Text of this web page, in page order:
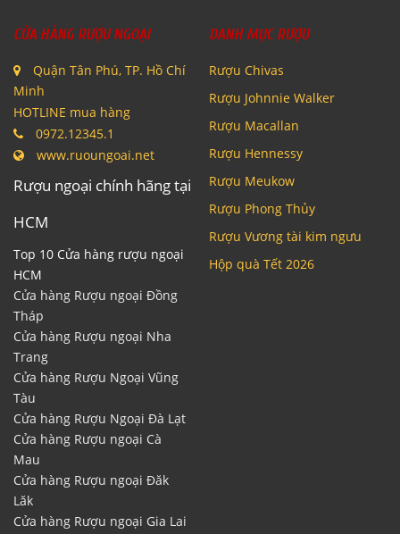
CỬA HÀNG RƯỢU NGOẠI
Quận Tân Phú, TP. Hồ Chí
Minh
HOTLINE mua hàng
0972.12345.1
www.ruoungoai.net
Rượu ngoại chính hãng tại
HCM
Top 10 Cửa hàng rượu ngoại
HCM
Cửa hàng Rượu ngoại Đồng
Tháp
Cửa hàng Rượu ngoại Nha
Trang
Cửa hàng Rượu Ngoại Vũng
Tàu
Cửa hàng Rượu Ngoại Đà Lạt
Cửa hàng Rượu ngoại Cà
Mau
Cửa hàng Rượu ngoại Đăk
Lăk
Cửa hàng Rượu ngoại Gia Lai
DANH MỤC RƯỢU
Rượu Chivas
Rượu Johnnie Walker
Rượu Macallan
Rượu Hennessy
Rượu Meukow
Rượu Phong Thủy
Rượu Vương tài kim ngưu
Hộp quà Tết 2026